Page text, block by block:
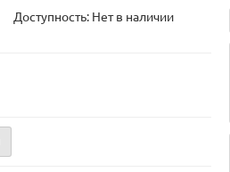
Доступность: Нет в наличии